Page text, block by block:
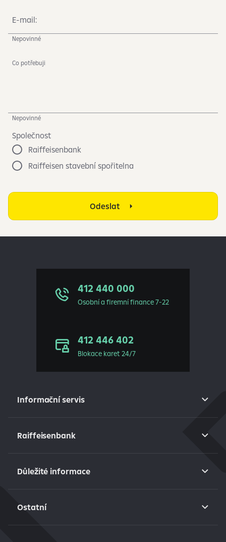
E-mail:
Nepovinné
Co potřebuji
Nepovinné
Společnost
Raiffeisenbank
Raiffeisen stavební spořitelna
Odeslat
412 440 000
Osobní a firemní finance 7-22
412 446 402
Blokace karet 24/7
Informační servis
Raiffeisenbank
Důležité informace
Ostatní